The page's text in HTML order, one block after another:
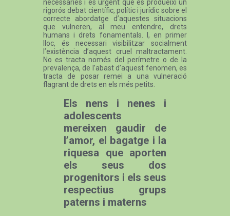
necessàries i és urgent que es produeixi un
rigorós debat científic, polític i jurídic sobre el
correcte abordatge d’aquestes situacions
que vulneren, al meu entendre, drets
humans i drets fonamentals. I, en primer
lloc, és necessari visibilitzar socialment
l’existència d’aquest cruel maltractament.
No es tracta només del perímetre o de la
prevalença, de l’abast d’aquest fenomen, es
tracta de posar remei a una vulneració
flagrant de drets en els més petits.
Els nens i nenes i
adolescents
mereixen gaudir de
l’amor, el bagatge i la
riquesa que aporten
els seus dos
progenitors i els seus
respectius grups
paterns i materns